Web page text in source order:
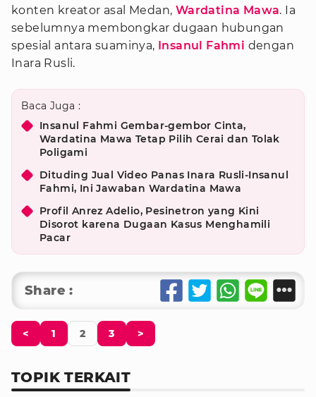
konten kreator asal Medan, Wardatina Mawa. Ia
sebelumnya membongkar dugaan hubungan
spesial antara suaminya, Insanul Fahmi dengan
Inara Rusli.
Baca Juga :
Insanul Fahmi Gembar-gembor Cinta,
Wardatina Mawa Tetap Pilih Cerai dan Tolak
Poligami
Dituding Jual Video Panas Inara Rusli-Insanul
Fahmi, Ini Jawaban Wardatina Mawa
Profil Anrez Adelio, Pesinetron yang Kini
Disorot karena Dugaan Kasus Menghamili
Pacar
Share :
< 1 2 3 >
TOPIK TERKAIT